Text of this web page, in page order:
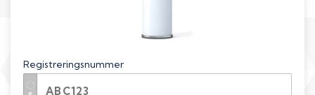
Registreringsnummer